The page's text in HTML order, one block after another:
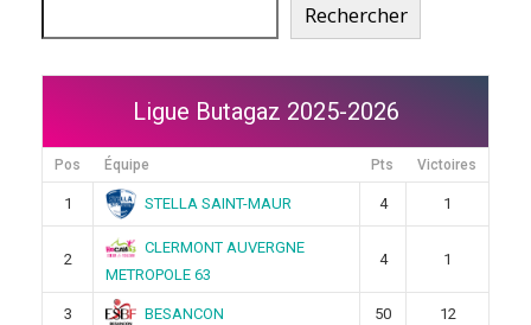
Rechercher
Ligue Butagaz 2025-2026
Pos Équipe Pts Victoires
1 STELLA SAINT-MAUR 4 1
2
CLERMONT AUVERGNE
METROPOLE 63
4 1
3 BESANCON 50 12